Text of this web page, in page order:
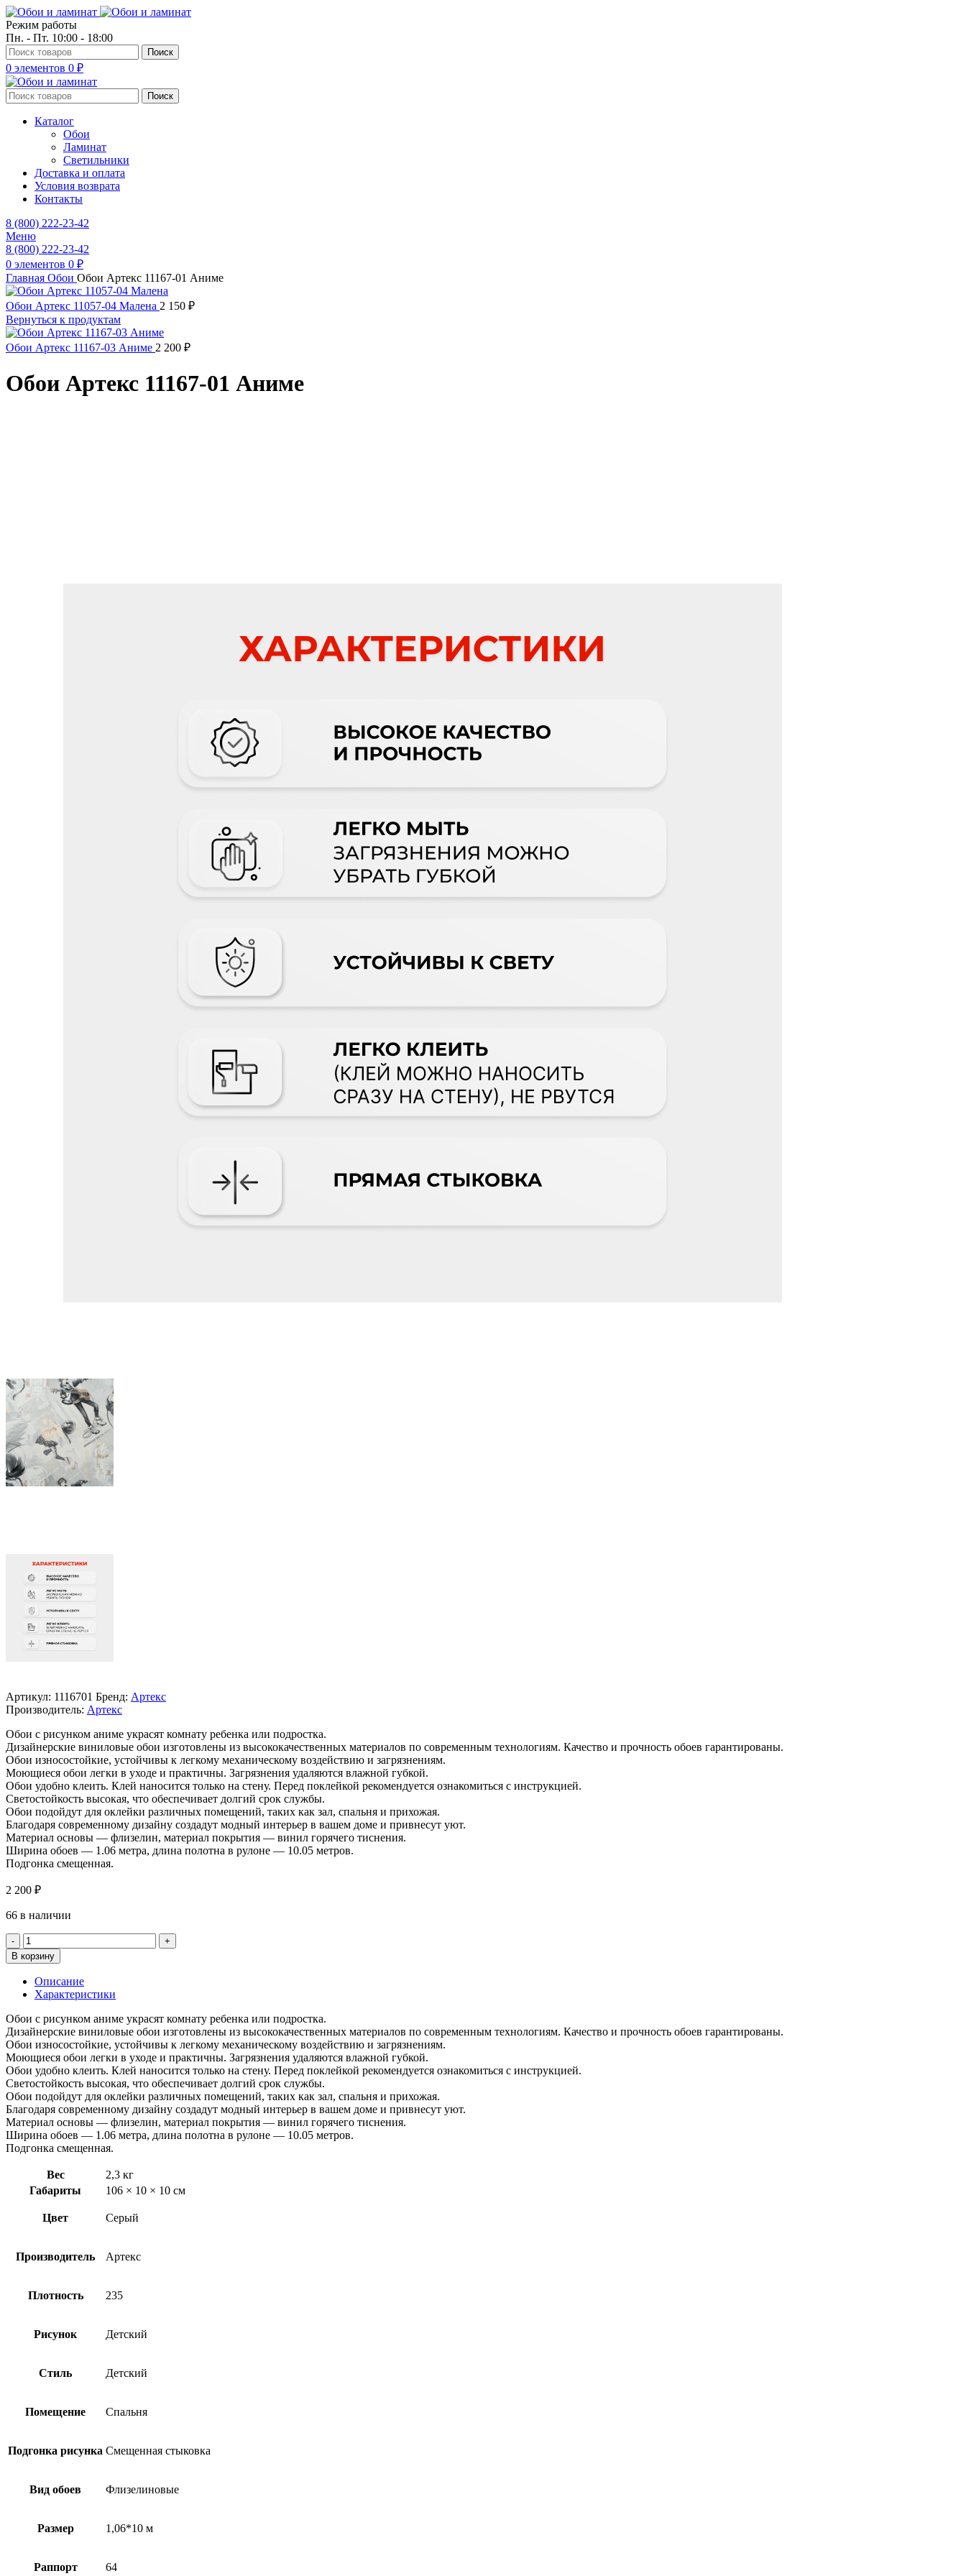
Режим работы
Пн. - Пт. 10:00 - 18:00
Поиск
0 элементов 0 ₽
Поиск
Каталог
Обои
Ламинат
Светильники
Доставка и оплата
Условия возврата
Контакты
8 (800) 222-23-42
Меню
8 (800) 222-23-42
0 элементов 0 ₽
Главная Обои Обои Артекс 11167-01 Аниме
Обои Артекс 11057-04 Малена 2 150 ₽
Вернуться к продуктам
Обои Артекс 11167-03 Аниме 2 200 ₽
Обои Артекс 11167-01 Аниме
Артикул: 1116701 Бренд: Артекс
Производитель: Артекс
Обои c рисунком аниме украсят комнату ребенка или подростка.
Дизайнерские виниловые обои изготовлены из высококачественных материалов по современным технологиям. Качество и прочность обоев гарантированы.
Обои износостойкие, устойчивы к легкому механическому воздействию и загрязнениям.
Моющиеся обои легки в уходе и практичны. Загрязнения удаляются влажной губкой.
Обои удобно клеить. Клей наносится только на стену. Перед поклейкой рекомендуется ознакомиться с инструкцией.
Светостойкость высокая, что обеспечивает долгий срок службы.
Обои подойдут для оклейки различных помещений, таких как зал, спальня и прихожая.
Благодаря современному дизайну создадут модный интерьер в вашем доме и привнесут уют.
Материал основы — флизелин, материал покрытия — винил горячего тиснения.
Ширина обоев — 1.06 метра, длина полотна в рулоне — 10.05 метров.
Подгонка смещенная.
2 200 ₽
66 в наличии
Количество
товара
Обои
Артекс
11167-
Аниме
В корзину
Описание
Характеристики
Обои c рисунком аниме украсят комнату ребенка или подростка.
Дизайнерские виниловые обои изготовлены из высококачественных материалов по современным технологиям. Качество и прочность обоев гарантированы.
Обои износостойкие, устойчивы к легкому механическому воздействию и загрязнениям.
Моющиеся обои легки в уходе и практичны. Загрязнения удаляются влажной губкой.
Обои удобно клеить. Клей наносится только на стену. Перед поклейкой рекомендуется ознакомиться с инструкцией.
Светостойкость высокая, что обеспечивает долгий срок службы.
Обои подойдут для оклейки различных помещений, таких как зал, спальня и прихожая.
Благодаря современному дизайну создадут модный интерьер в вашем доме и привнесут уют.
Материал основы — флизелин, материал покрытия — винил горячего тиснения.
Ширина обоев — 1.06 метра, длина полотна в рулоне — 10.05 метров.
Подгонка смещенная.
Вес
2,3 кг
Габариты
106 × 10 × 10 см
Цвет Серый
Производитель Артекс
Плотность 235
Рисунок Детский
Стиль Детский
Помещение Спальня
Подгонка рисунка Смещенная стыковка
Вид обоев Флизелиновые
Размер 1,06*10 м
Раппорт 64